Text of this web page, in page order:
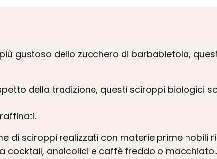
gustoso dello zucchero di barbabietola,
della tradizione, questi sciroppi
di sciroppi realizzati con materie prime
cocktail, analcolici e caffè freddo o macchiato..